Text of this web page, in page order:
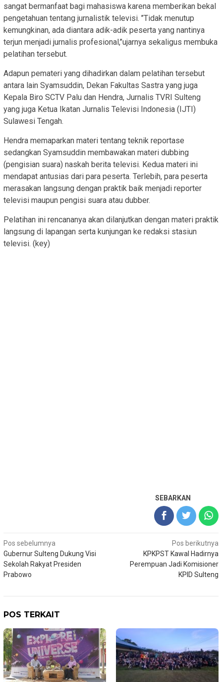
sangat bermanfaat bagi mahasiswa karena memberikan bekal
pengetahuan tentang jurnalistik televisi. ’’Tidak menutup
kemungkinan, ada diantara adik-adik peserta yang nantinya
terjun menjadi jurnalis profesional,’’ujarnya sekaligus membuka
pelatihan tersebut.
Adapun pemateri yang dihadirkan dalam pelatihan tersebut
antara lain Syamsuddin, Dekan Fakultas Sastra yang juga
Kepala Biro SCTV Palu dan Hendra, Jurnalis TVRI Sulteng
yang juga Ketua Ikatan Jurnalis Televisi Indonesia (IJTI)
Sulawesi Tengah.
Hendra memaparkan materi tentang teknik reportase
sedangkan Syamsuddin membawakan materi dubbing
(pengisian suara) naskah berita televisi. Kedua materi ini
mendapat antusias dari para peserta. Terlebih, para peserta
merasakan langsung dengan praktik baik menjadi reporter
televisi maupun pengisi suara atau dubber.
Pelatihan ini rencananya akan dilanjutkan dengan materi praktik
langsung di lapangan serta kunjungan ke redaksi stasiun
televisi. (key)
SEBARKAN
Navigasi
pos
Pos sebelumnya
Gubernur Sulteng Dukung Visi
Sekolah Rakyat Presiden
Prabowo
Pos berikutnya
KPKPST Kawal Hadirnya
Perempuan Jadi Komisioner
KPID Sulteng
POS TERKAIT